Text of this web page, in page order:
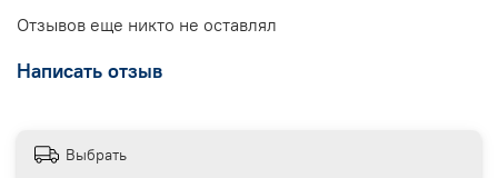
Отзывов еще никто не оставлял
Написать отзыв
Выбрать